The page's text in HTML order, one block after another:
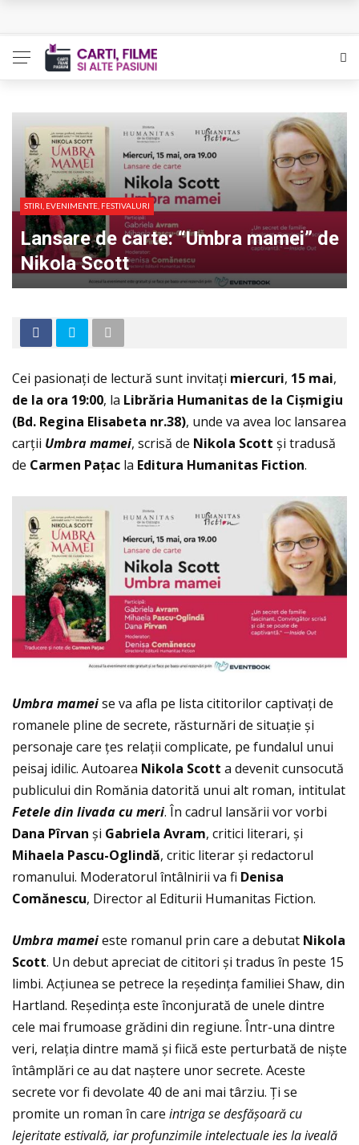
The Man Who Sold Air in the Holy Land – Generatia care
Queer – Un Burroughs sentimental
Bolla – O iubire interzisa din Pristina
Luati-ma drept un vis. Povestiri in K. minor – Dor de Kafka
STIRI, EVENIMENTE, FESTIVALURI
Lansare de carte: “Umbra mamei” de
Nikola Scott
Cei pasionaţi de lectură sunt invitaţi miercuri, 15 mai,
de la ora 19:00, la Librăria Humanitas de la Cișmigiu
(Bd. Regina Elisabeta nr.38), unde va avea loc lansarea
carţii Umbra mamei, scrisă de Nikola Scott și tradusă
de Carmen Pațac la Editura Humanitas Fiction.
Umbra mameise va afla pe lista cititorilor captivaţi de
romanele pline de secrete, răsturnări de situaţie și
personaje care ţes relaţii complicate, pe fundalul unui
peisaj idilic. Autoarea Nikola Scott a devenit cunsocută
publicului din Romănia datorită unui alt roman, intitulat
Fetele din livada cu meri. În cadrul lansării vor vorbi
Dana Pîrvan și Gabriela Avram, critici literari, și
Mihaela Pascu-Oglindă, critic literar și redactorul
romanului. Moderatorul întâlnirii va fi Denisa
Comănescu, Director al Editurii Humanitas Fiction.
Umbra mameieste romanul prin care a debutat Nikola
Scott. Un debut apreciat de cititori și tradus în peste 15
limbi. Acţiunea se petrece la reședinţa familiei Shaw, din
Hartland. Reședinţa este înconjurată de unele dintre
cele mai frumoase grădini din regiune. Într-una dintre
veri, relaţia dintre mamă și fiică este perturbată de niște
întâmplări ce au dat naștere unor secrete. Aceste
secrete vor fi devolate 40 de ani mai târziu. Ţi se
promite un roman în care intriga se desfășoară cu
lejeritate estivală, iar profunzimile intelectuale ies la iveală